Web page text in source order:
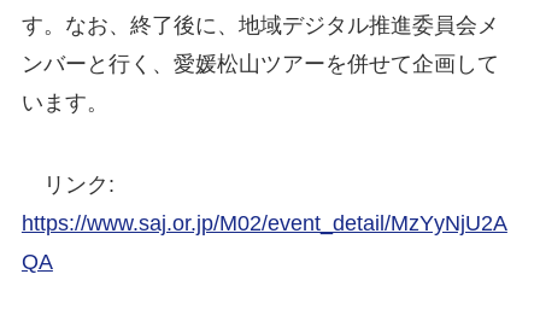
す。なお、終了後に、地域デジタル推進委員会メ
ンバーと行く、愛媛松山ツアーを併せて企画して
います。
リンク:
https://www.saj.or.jp/M02/event_detail/MzYyNjU2A
QA